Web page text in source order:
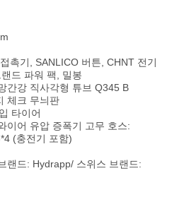
촉기, SANLICO 버튼, CHNT 전기
드 파워 팩, 밀봉
간강 직사각형 튜브 Q345 B
체크 무늬판
타이어
이어 유압 증폭기 고무 호스:
(충전기 포함)
랜드: Hydrapp/ 스위스 브랜드: